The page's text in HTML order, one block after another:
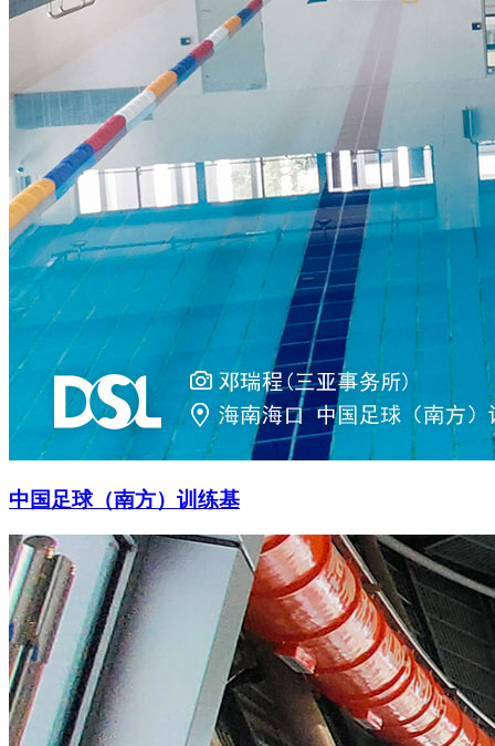
中国足球（南方）训练基